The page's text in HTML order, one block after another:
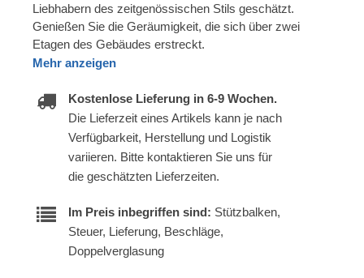
Liebhabern des zeitgenössischen Stils geschätzt.
Genießen Sie die Geräumigkeit, die sich über zwei
Etagen des Gebäudes erstreckt.
Mehr anzeigen
Kostenlose Lieferung in 6-9 Wochen.
Die Lieferzeit eines Artikels kann je nach
Verfügbarkeit, Herstellung und Logistik
variieren. Bitte kontaktieren Sie uns für
die geschätzten Lieferzeiten.
Im Preis inbegriffen sind: Stützbalken,
Steuer, Lieferung, Beschläge,
Doppelverglasung